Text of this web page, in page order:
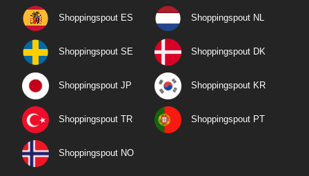
Shoppingspout ES Shoppingspout NL
Shoppingspout SE Shoppingspout DK
Shoppingspout JP Shoppingspout KR
Shoppingspout TR Shoppingspout PT
Shoppingspout NO